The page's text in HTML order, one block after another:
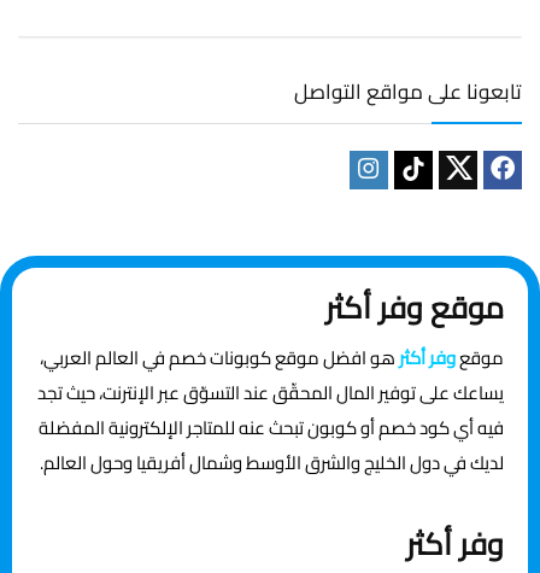
تابعونا على مواقع التواصل
موقع وفر أكثر
موقعوفر أكثرهو افضل موقع كوبونات خصم في العالم العربي،
يساعك على توفير المال المحقّق عند التسوّق عبر الإنترنت، حيث تجد
فيه أي كود خصم أو كوبون تبحث عنه للمتاجر الإلكترونية المفضلة
لديك في دول الخليج والشرق الأوسط وشمال أفريقيا وحول العالم.
وفر أكثر